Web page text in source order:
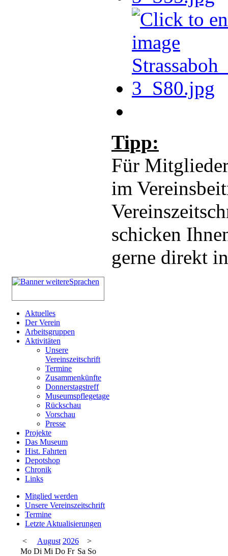
Tipp:
Für
im
schicken
gerne direkt
Aktuelles
Der Verein
Arbeitsgruppen
Aktivitäten
Unsere
Vereinszeitschrift
Termine
Zusammenkünfte
Donnerstagstreff
Museumspflegetage
Rückschau
Vorschau
Presse
Projekte
Das Museum
Hist. Fahrten
Depotshop
Chronik
Links
Mitglied werden
Unsere Vereinszeitschrift
Termine
Letzte Aktualisierungen
<
August 2026
>
Mo Di Mi Do Fr Sa So